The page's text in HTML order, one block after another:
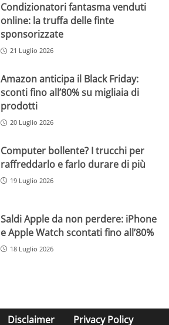
Condizionatori fantasma venduti
online: la truffa delle finte
sponsorizzate
21 Luglio 2026
Amazon anticipa il Black Friday:
sconti fino all’80% su migliaia di
prodotti
20 Luglio 2026
Computer bollente? I trucchi per
raffreddarlo e farlo durare di più
19 Luglio 2026
Saldi Apple da non perdere: iPhone
e Apple Watch scontati fino all’80%
18 Luglio 2026
Disclaimer Privacy Policy